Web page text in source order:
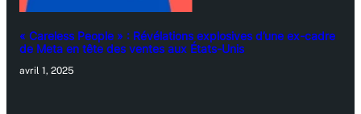
« Careless People » : Révélations explosives d’une ex-cadre
de Meta en tête des ventes aux États-Unis
avril 1, 2025